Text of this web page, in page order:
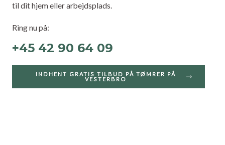
til dit hjem eller arbejdsplads.
Ring nu på:
+45 42 90 64 09
INDHENT GRATIS TILBUD PÅ TØMRER PÅ
VESTERBRO